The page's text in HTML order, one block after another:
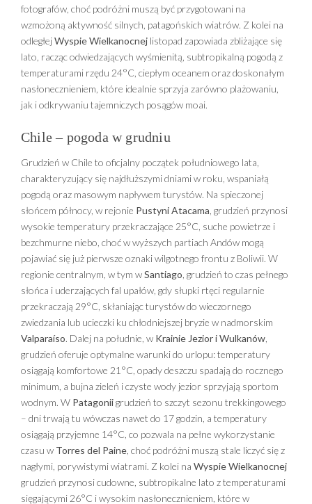
fotografów, choć podróżni muszą być przygotowani na
wzmożoną aktywność silnych, patagońskich wiatrów. Z kolei na
odległejWyspie Wielkanocnej listopad zapowiada zbliżające się
lato, racząc odwiedzających wyśmienitą, subtropikalną pogodą z
temperaturami rzędu 24°C, ciepłym oceanem oraz doskonałym
nasłonecznieniem, które idealnie sprzyja zarówno plażowaniu,
jak i odkrywaniu tajemniczych posągów moai.
Chile – pogoda w grudniu
Grudzień w Chile to oficjalny początek południowego lata,
charakteryzujący się najdłuższymi dniami w roku, wspaniałą
pogodą oraz masowym napływem turystów. Na spieczonej
słońcem północy, w rejonie Pustyni Atacama , grudzień przynosi
wysokie temperatury przekraczające 25°C, suche powietrze i
bezchmurne niebo, choć w wyższych partiach Andów mogą
pojawiać się już pierwsze oznaki wilgotnego frontu z Boliwii. W
regionie centralnym, w tym wSantiago , grudzień to czas pełnego
słońca i uderzających fal upałów, gdy słupki rtęci regularnie
przekraczają 29°C, skłaniając turystów do wieczornego
zwiedzania lub ucieczki ku chłodniejszej bryzie w nadmorskim
Valparaíso. Dalej na południe, w Krainie Jezior i Wulkanów
grudzień oferuje optymalne warunki do urlopu: temperatury
osiągają komfortowe 21°C, opady deszczu spadają do rocznego
minimum, a bujna zieleń i czyste wody jezior sprzyjają sportom
wodnym. W Patagoniigrudzień to szczyt sezonu trekkingowego
– dni trwają tu wówczas nawet do 17 godzin, a temperatury
osiągają przyjemne 14°C, co pozwala na pełne wykorzystanie
czasu w Torres del Paine , choć podróżni muszą stale liczyć się z
nagłymi, porywistymi wiatrami. Z kolei na Wyspie Wielkanocnej
grudzień przynosi cudowne, subtropikalne lato z temperaturami
sięgającymi 26°C i wysokim nasłonecznieniem, które w